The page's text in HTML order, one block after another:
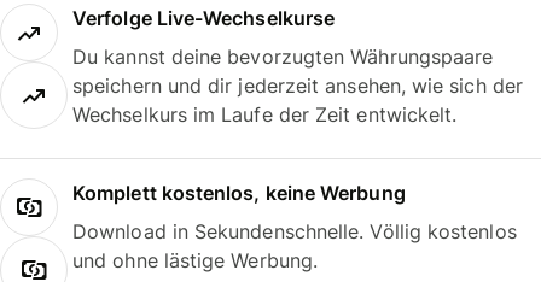
Verfolge Live-Wechselkurse
Du kannst deine bevorzugten Währungspaare
speichern und dir jederzeit ansehen, wie sich der
Wechselkurs im Laufe der Zeit entwickelt.
Komplett kostenlos, keine Werbung
Download in Sekundenschnelle. Völlig kostenlos
und ohne lästige Werbung.